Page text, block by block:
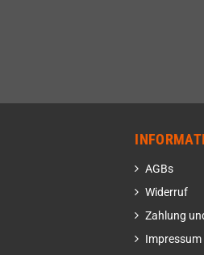
AGBs
Widerruf
Zahlung
Impressum